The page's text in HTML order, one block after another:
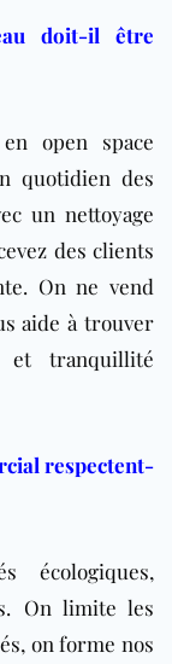
doit-il être
open space
quotidien des
un nettoyage
des clients
On ne vend
aide à trouver
et tranquillité
respectent-
écologiques,
On limite les
on forme nos